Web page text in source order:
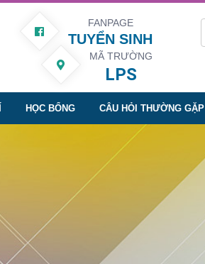
FANPAGE
TUYỂN SINH
MÃ TRƯỜNG
LPS
HỌC BỔNG CÂU HỎI THƯỜNG GẶP